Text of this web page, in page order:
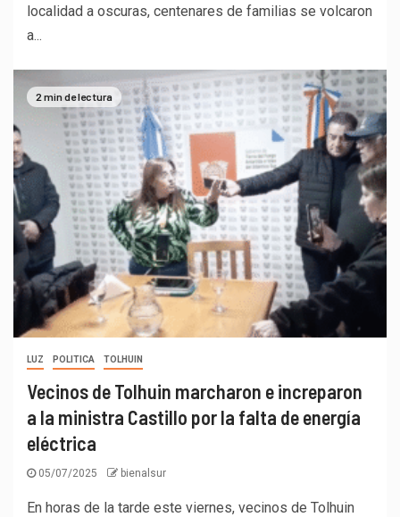
localidad a oscuras, centenares de familias se volcaron
a...
2 min de lectura
LUZ POLITICA TOLHUIN
Vecinos de Tolhuin marcharon e increparon
a la ministra Castillo por la falta de energía
eléctrica
05/07/2025 bienalsur
En horas de la tarde este viernes, vecinos de Tolhuin